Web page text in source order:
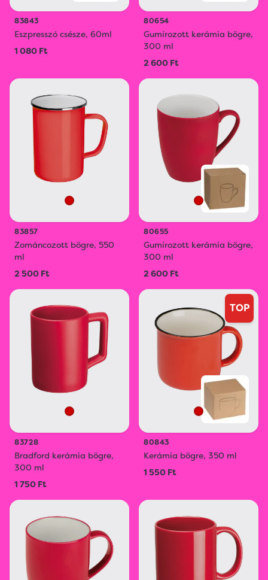
83843
Eszpresszó csésze, 60ml
1 080 Ft
80654
Gumírozott kerámia bögre,
300 ml
2 600 Ft
83857
Zománcozott bögre, 550
ml
2 500 Ft
80655
Gumírozott kerámia bögre,
300 ml
2 600 Ft
83728
Bradford kerámia bögre,
300 ml
1 750 Ft
TOP
80843
Kerámia bögre, 350 ml
1 550 Ft